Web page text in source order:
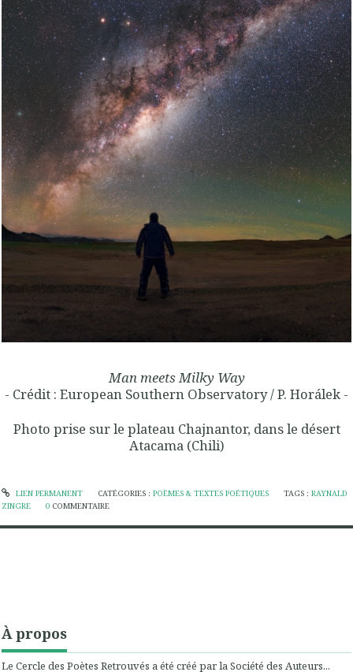
À propos
Le Cercle des Poètes Retrouvés a été créé par la Société des Auteurs...
Man meets Milky Way
- Crédit : European Southern Observatory / P. Horálek -
Photo prise sur le plateau Chajnantor, dans le désert
Atacama (Chili)
LIEN PERMANENT CATÉGORIES : POÈMES & TEXTES POÉTIQUES TAGS :RAYNALD
ZINGRE
0 COMMENTAIRE